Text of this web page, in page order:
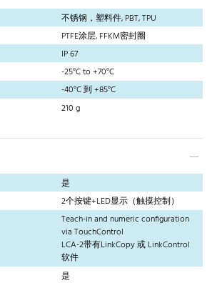
不锈钢，塑料件, PBT, TPU
PTFE涂层, FFKM密封圈
IP 67
-25°C to +70°C
-40°C 到 +85°C
210 g
是
2个按键+LED显示（触摸控制）
Teach-in and numeric configuration
via TouchControl
LCA-2带有LinkCopy 或 LinkControl
软件
是